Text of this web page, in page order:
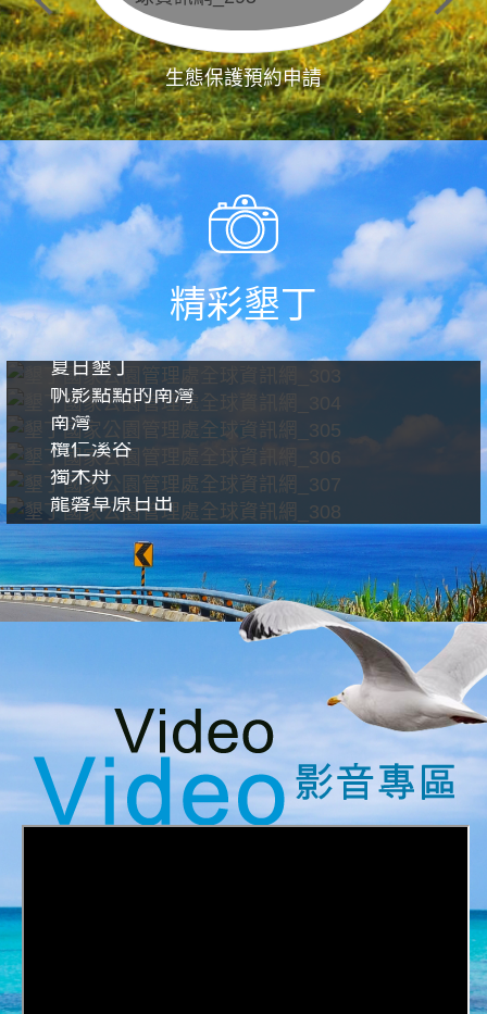
生態保護預約申請
精彩墾丁
夏日墾丁
帆影點點的南灣
南灣
欖仁溪谷
獨木舟
龍磐草原日出